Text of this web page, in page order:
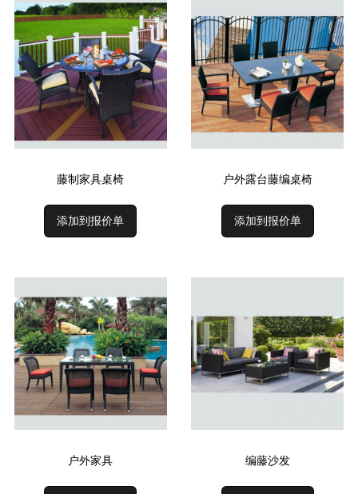
藤制家具桌椅
添加到报价单
户外露台藤编桌椅
添加到报价单
户外家具 编藤沙发